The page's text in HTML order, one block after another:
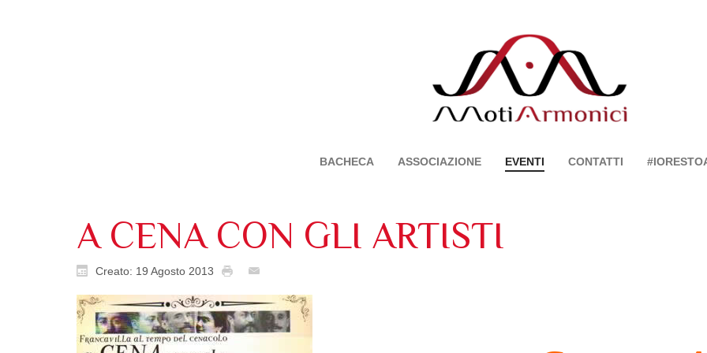
BACHECA ASSOCIAZIONE EVENTI CONTATTI
A CENA CON GLI ARTISTI
Creato: 19 Agosto 2013